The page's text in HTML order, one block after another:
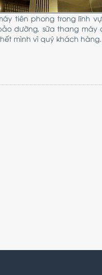
tiên phong trong lĩnh
dưỡng, sữa thang máy
mình vì quý khách hàng.